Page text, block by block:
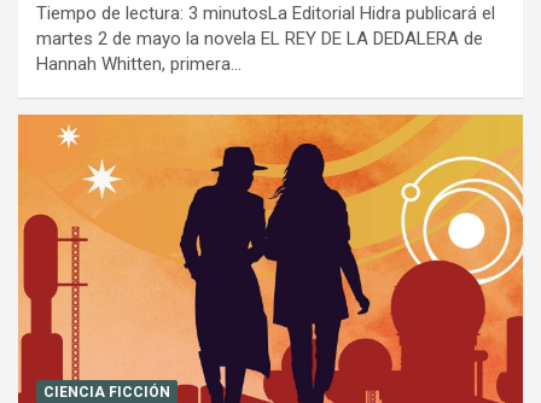
Tiempo de lectura: 3 minutosLa Editorial Hidra publicará el
martes 2 de mayo la novela EL REY DE LA DEDALERA de
Hannah Whitten, primera…
CIENCIA FICCIÓN